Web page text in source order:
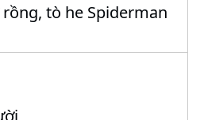
tò he Spiderman